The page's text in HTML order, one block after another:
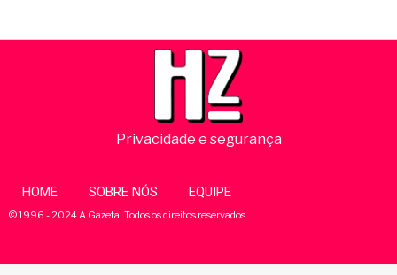
Privacidade e segurança
HOME SOBRE NÓS EQUIPE
© 1996 - 2024 A Gazeta. Todos os direitos reservados